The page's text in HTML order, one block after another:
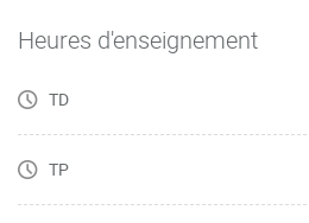
Heures d'enseignement
TD
TP